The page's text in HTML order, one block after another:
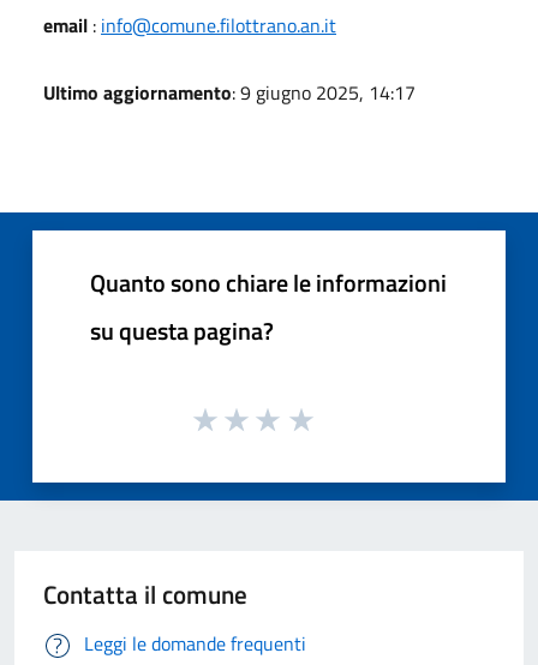
email : info@comune.filottrano.an.it
Ultimo aggiornamento: 9 giugno 2025, 14:17
Quanto sono chiare le informazioni
su questa pagina?
Contatta il comune
Leggi le domande frequenti